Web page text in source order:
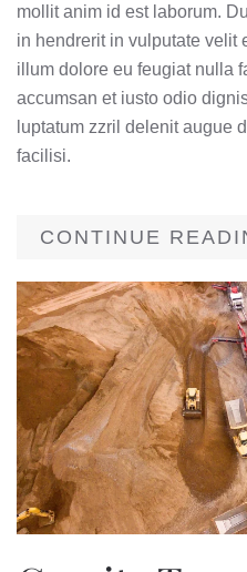
mollit anim id est laborum.
in hendrerit in vulputate velit
illum dolore eu feugiat nulla
accumsan et iusto odio
luptatum zzril delenit augue
facilisi.
CONTINUE